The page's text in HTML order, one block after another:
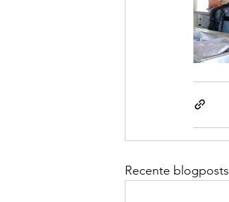
Recente blogposts